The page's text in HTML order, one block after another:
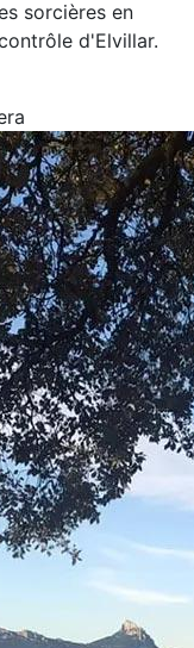
sorcières en
d'Elvillar.